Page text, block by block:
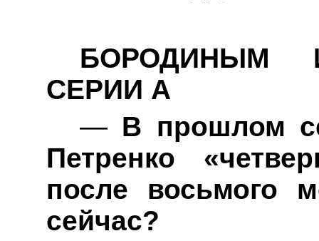
БОРОДИНЫМ
СЕРИИ А
—В прошлом
Петренко
после восьмого
сейчас?